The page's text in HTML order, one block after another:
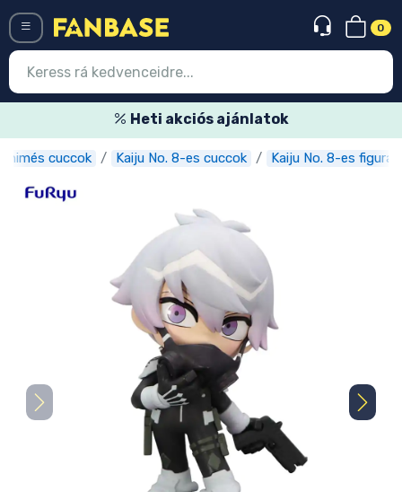
0
Heti akciós ajánlatok
Animés cuccok Kaiju No. 8-es cuccok Kaiju No. 8-es figurák
Belépés Regisztráció
Legújabb cuccok
Akciós ajánlatok
Express szállítás
Előrendelhető cuccok
Outlet cuccok
Ajándékkártya
Szállítás és fizetés